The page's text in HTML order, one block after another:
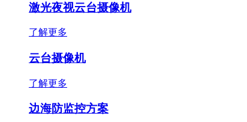
激光夜视云台摄像机
了解更多
云台摄像机
了解更多
边海防监控方案